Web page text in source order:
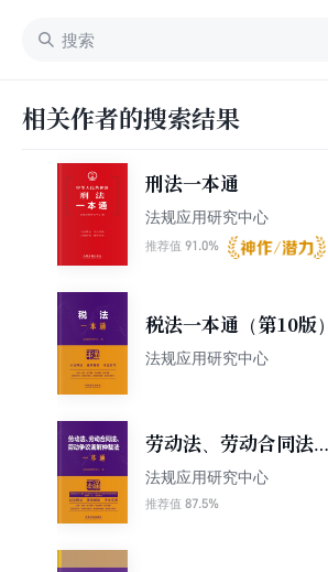
相关作者的搜索结果
刑法一本通
法规应用研究中心
推荐值 91.0%
税法一本通（第10版）
法规应用研究中心
劳动法、劳动合同法、
劳动争议调解仲裁法一
本通（第10版）（修订
法规应用研究中心
推荐值 87.5%